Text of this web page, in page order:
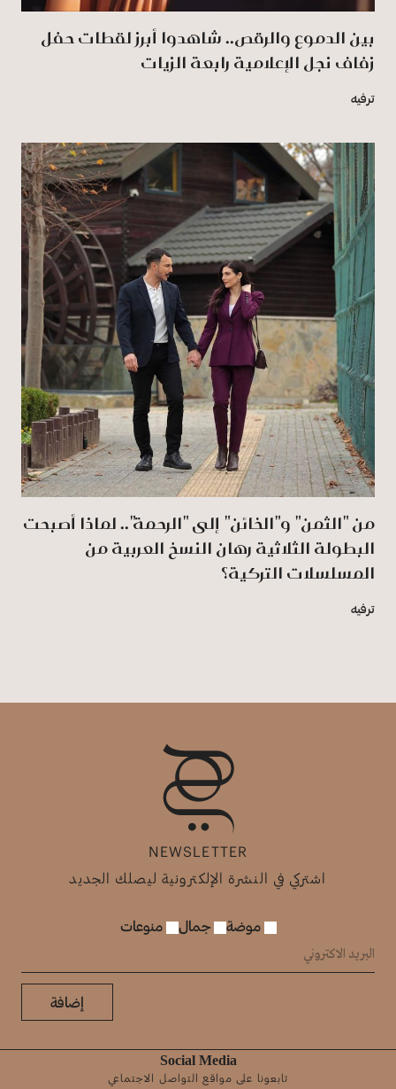
بين الدموع والرقص.. شاهدوا أبرز لقطات حفل
زفاف نجل الإعلامية رابعة الزيات
ترفيه
من "الثمن" و"الخائن" إلى "الرحمة".. لماذا أصبحت
البطولة الثلاثية رهان النسخ العربية من
المسلسلات التركية؟
ترفيه
NEWSLETTER
اشتركي في النشرة الإلكترونية ليصلك الجديد
موضة جمال منوعات
إضافة
Social Media
تابعونا على مواقع التواصل الاجتماعي